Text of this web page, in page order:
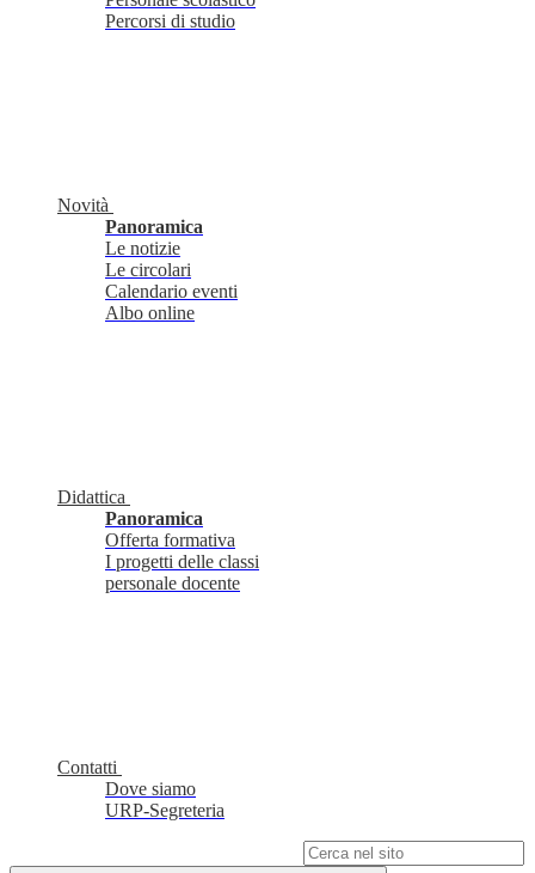
Percorsi di studio
Novità
Panoramica
Le notizie
Le circolari
Calendario eventi
Albo online
Didattica
Panoramica
Offerta formativa
I progetti delle classi
personale docente
Contatti
Dove siamo
URP-Segreteria